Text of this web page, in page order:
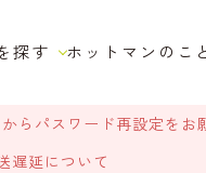
探す ホットマンのこ
らパスワード再設定をお
遅延について